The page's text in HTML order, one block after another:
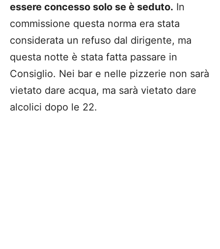
essere concesso solo se è seduto. In
commissione questa norma era stata
considerata un refuso dal dirigente, ma
questa notte è stata fatta passare in
Consiglio. Nei bar e nelle pizzerie non sarà
vietato dare acqua, ma sarà vietato dare
alcolici dopo le 22.